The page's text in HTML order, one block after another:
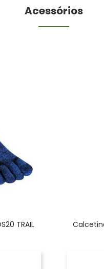
Acessórios
TRAIL